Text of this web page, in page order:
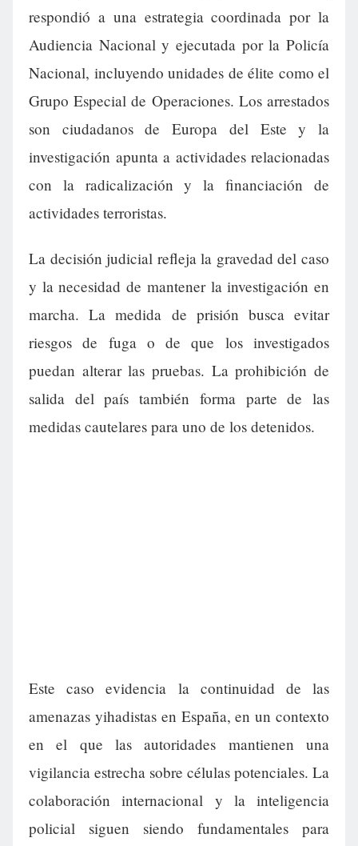
respondió a una estrategia coordinada por la
Audiencia Nacional y ejecutada por la Policía
Nacional, incluyendo unidades de élite como el
Grupo Especial de Operaciones. Los arrestados
son ciudadanos de Europa del Este y la
investigación apunta a actividades relacionadas
con la radicalización y la financiación de
actividades terroristas.
La decisión judicial refleja la gravedad del caso
y la necesidad de mantener la investigación en
marcha. La medida de prisión busca evitar
riesgos de fuga o de que los investigados
puedan alterar las pruebas. La prohibición de
salida del país también forma parte de las
medidas cautelares para uno de los detenidos.
Este caso evidencia la continuidad de las
amenazas yihadistas en España, en un contexto
en el que las autoridades mantienen una
vigilancia estrecha sobre células potenciales. La
colaboración internacional y la inteligencia
policial siguen siendo fundamentales para